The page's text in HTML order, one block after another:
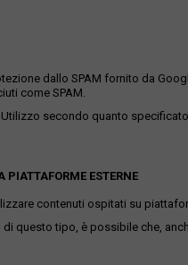
dallo SPAM fornito da
come SPAM.
secondo quanto
ESTERNE
contenuti ospitati su
questo tipo, è possibile che,